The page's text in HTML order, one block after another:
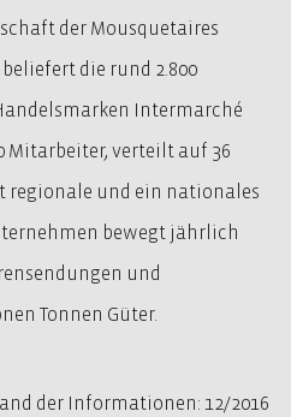
der Mousquetaires
die rund 2.800
Intermarché
Mitarbeiter, verteilt auf 36
regionale und ein nationales
bewegt jährlich
und
Tonnen Güter.
der Informationen: 12/2016